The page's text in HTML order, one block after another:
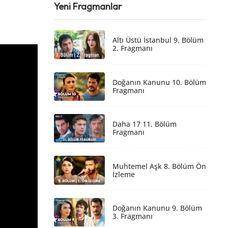
Yeni Fragmanlar
Altı Üstü İstanbul 9. Bölüm
2. Fragmanı
Doğanın Kanunu 10. Bölüm
Fragmanı
Daha 17 11. Bölüm
Fragmanı
Muhtemel Aşk 8. Bölüm Ön
İzleme
Doğanın Kanunu 9. Bölüm
3. Fragmanı